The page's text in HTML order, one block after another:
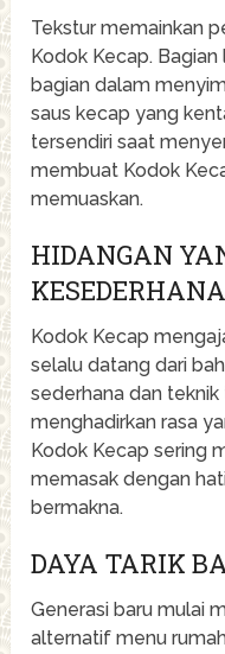
Tekstur memainkan
Kodok Kecap.
bagian dalam
saus kecap yang
tersendiri saat
membuat Kodok
memuaskan.
HIDANGAN
Kodok Kecap
selalu datang dari
sederhana dan
menghadirkan rasa
Kodok Kecap sering
memasak dengan
bermakna.
DAYA TARIK
Generasi baru mulai
alternatif menu